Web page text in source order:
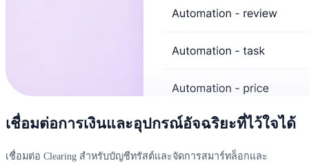
เชื่อมต่อการเงินและอุปกรณ์อัจฉริยะที่ไว้ใจได้
เชื่อมต่อ Clearing สำหรับบัญชีทรัสต์และจัดการสมาร์ทล็อกและ